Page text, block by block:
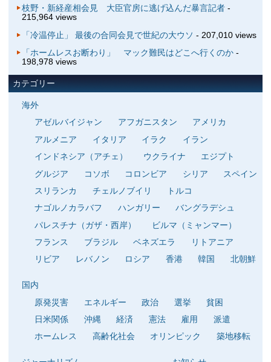
枝野・新経産相会見 大臣官房に逃げ込んだ暴言記者-
215,964 views
「冷温停止」 最後の合同会見で世紀の大ウソ - 207,010 views
「ホームレスお断わり」 マック難民はどこへ行くのか-
198,978 views
カテゴリー
海外
アゼルバイジャン
アフガニスタン
アメリカ
アルメニア
イタリア イラク
イラン
インドネシア（アチェ）
ウクライナ
エジプト
グルジア
コソボ コロンビア シリア
スペイン
スリランカ
チェルノブイリ
トルコ
ナゴルノカラバフ
ハンガリー
バングラデシュ
パレスチナ（ガザ・西岸）
ビルマ（ミャンマー）
フランス
ブラジル ベネズエラ
リトアニア
リビア
レバノン ロシア 香港 韓国 北朝鮮
国内
原発災害
エネルギー 政治 選挙
貧困
日米関係
沖縄 経済 憲法 雇用
派遣
ホームレス
高齢化社会 オリンピック 築地移転